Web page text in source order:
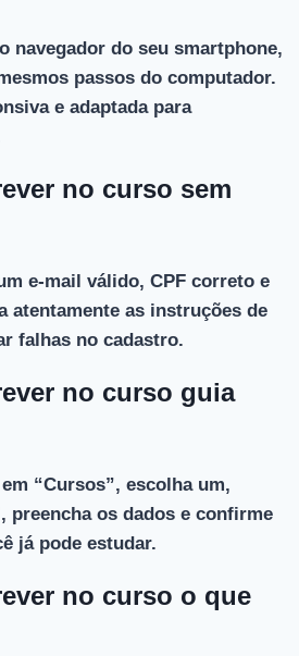
navegador do seu smartphone,
passos do computador.
e adaptada para
no curso sem
e-mail válido, CPF correto e
atentamente as instruções de
falhas no cadastro.
no curso guia
“Cursos”, escolha um,
preencha os dados e confirme
já pode estudar.
no curso o que